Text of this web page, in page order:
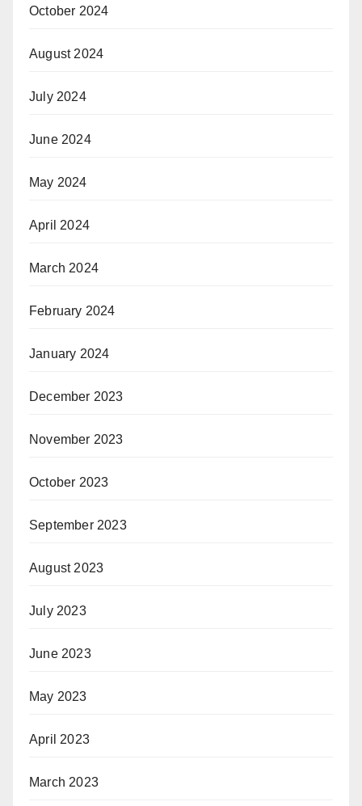
October 2024
August 2024
July 2024
June 2024
May 2024
April 2024
March 2024
February 2024
January 2024
December 2023
November 2023
October 2023
September 2023
August 2023
July 2023
June 2023
May 2023
April 2023
March 2023